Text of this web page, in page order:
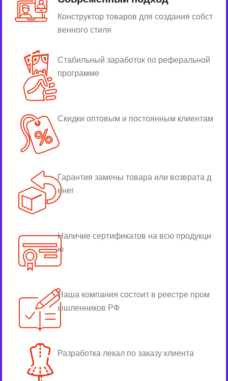
Конструктор товаров для создания собст
венного стиля
Стабильный заработок по реферальной
программе
Скидки оптовым и постоянным клиентам
Гарантия замены товара или возврата д
енег
Наличие сертификатов на всю продукци
ю
Наша компания состоит в реестре пром
ышленников РФ
Разработка лекал по заказу клиента